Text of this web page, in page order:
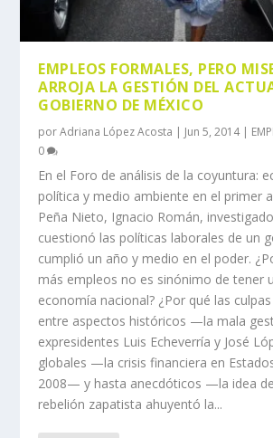
EMPLEOS FORMALES, PERO
ARROJA LA GESTIÓN DEL
GOBIERNO DE MÉXICO
porAdriana López Acosta | Jun 5, 2014|
0
En el Foro de análisis de la coyuntura:
política y medio ambiente en el primer
Peña Nieto, Ignacio Román,
cuestionó las políticas laborales de un
cumplió un año y medio en el poder.
más empleos no es sinónimo de tener
economía nacional? ¿Por qué las
entre aspectos históricos —la mala
expresidentes Luis Echeverría y José
globales —la crisis financiera en
2008— y hasta anecdóticos —la idea
rebelión zapatista ahuyentó la...